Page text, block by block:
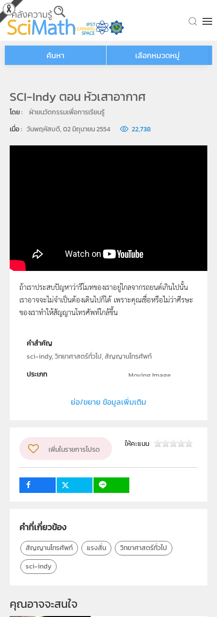
Skip to main content
ค้นหา เลือกหมวดหมู่
SCI-Indy ตอน หัวเสาอากาศ
โดย :
ฝ่ายนวัตกรรมเพื่อการเรียนรู้
เมื่อ : วันพฤหัสบดี, 02 มิถุนายน 2554 22,738
Sci Indy 8 หัวเสาอากาศ
ถ้าเราประสบปัญหาว่ารีโมทของเราอยู่ไกลจากรถยนต์เกินไปนั้น
เราอาจจะไม่จำเป็นต้องเดินไปก็ได้ เพราะคุณเชื่อหรือไม่ว่าศีรษะ
ของเราทำให้สัญญานโทรศัพท์ใกล้ขึ้น
คำสำคัญ
sci-indy, วิทยาศาสตร์ทั่วไป, สัญญานโทรศัพท์
ประเภท
Moving Image
สถาบันส่งเสริมการสอนวิทยาศาสตร์และเทคโนโลยี (สสวท.)
วิชา
ป.1, ป.2, ป.3, ป.4, ป.5, ป.6, ม.1, ม.2, ม.3, ม.4, ม.5, ม.6
ย่อ/ขยาย ข้อมูลเพิ่มเติม
เพิ่มในรายการโปรด
ให้คะแนน
คำที่เกี่ยวข้อง
สัญญานโทรศัพท์ แรงสั่น
วิทยาศาสตร์ทั่วไป
sci-indy
คุณอาจจะสนใจ